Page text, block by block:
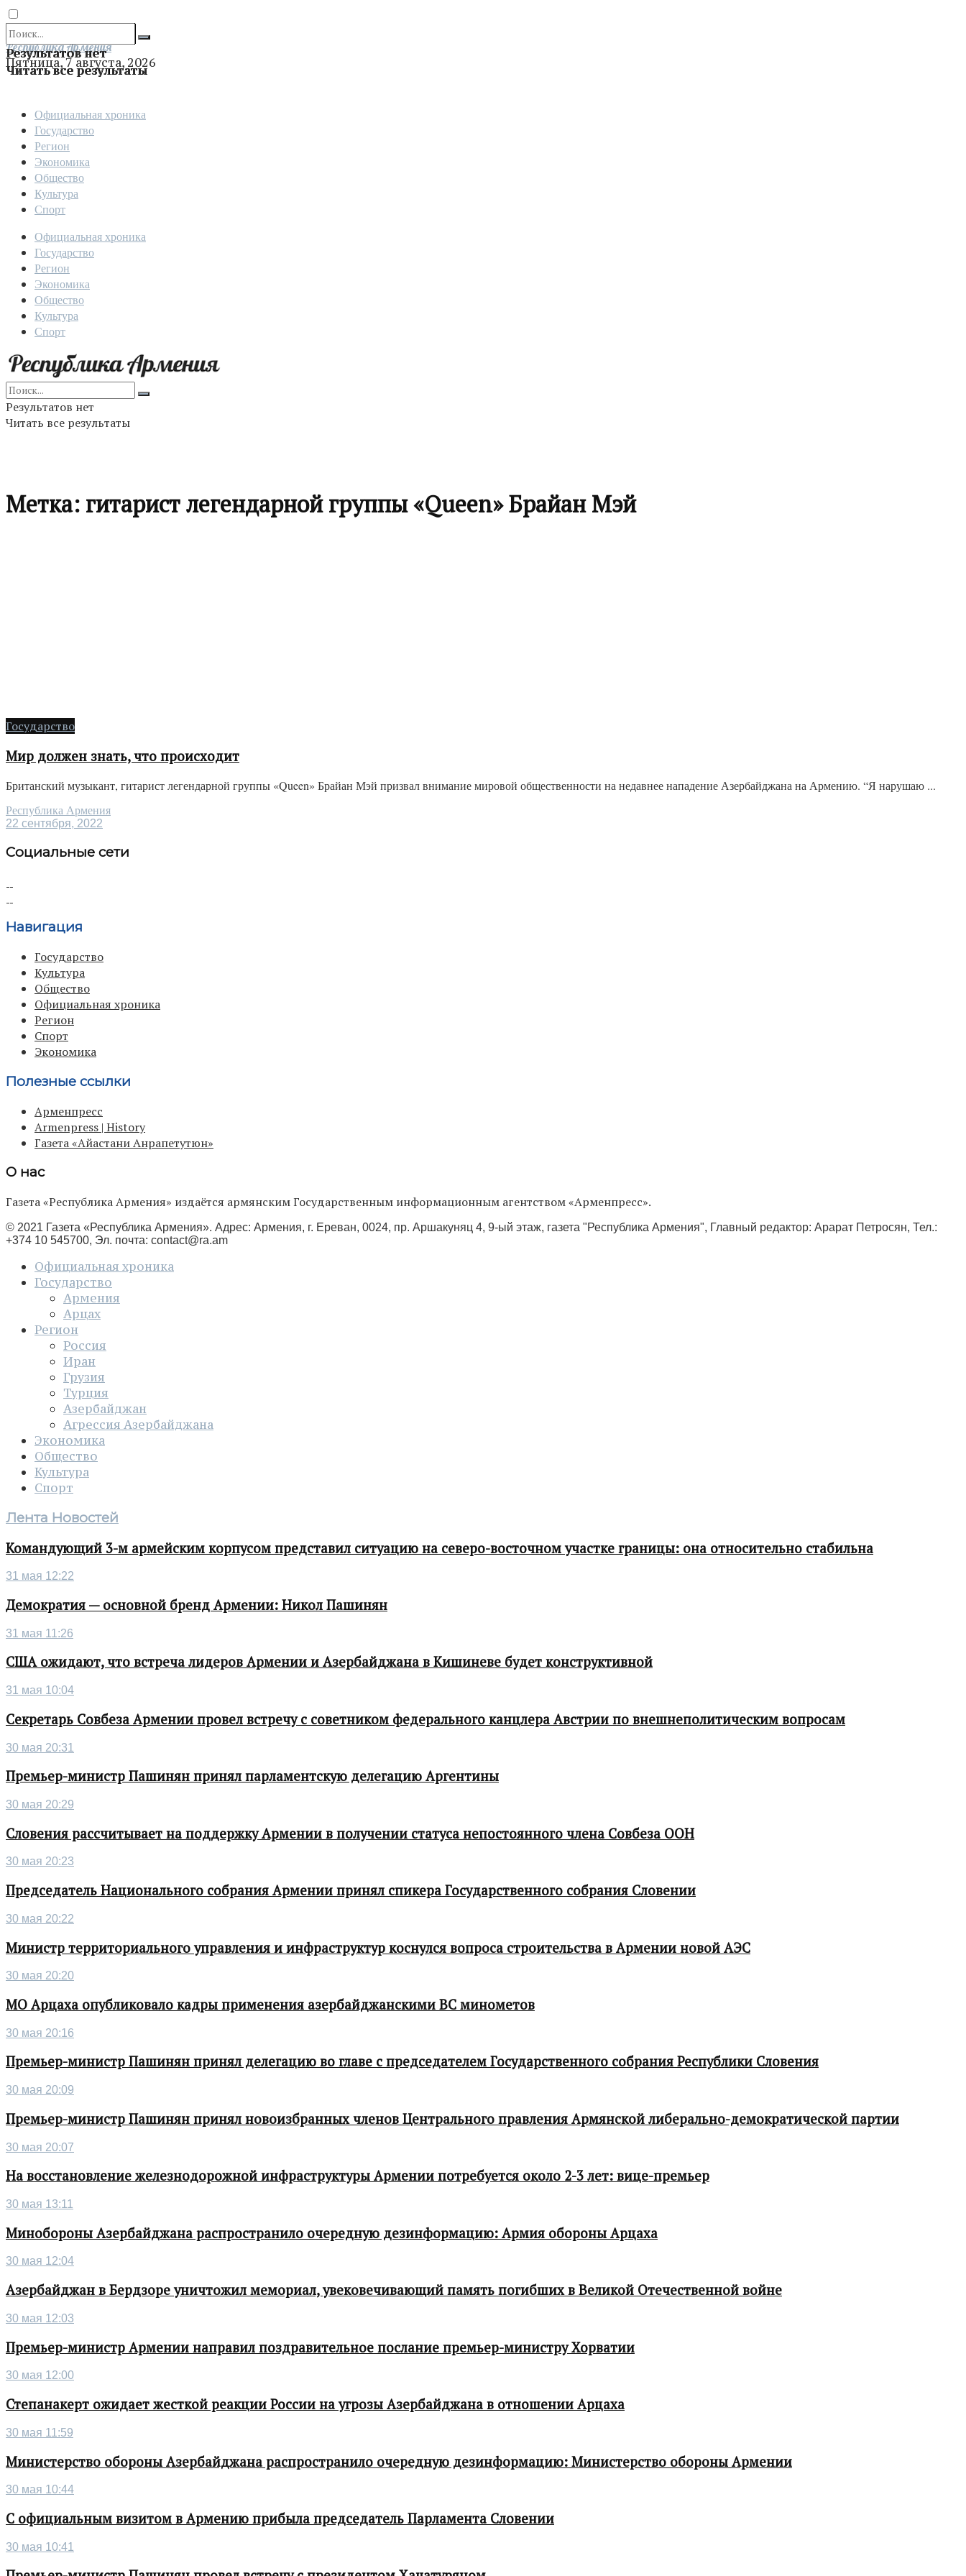
Результатов нет
Читать все результаты
Отправить
Республика Армения
Пятница, 7 августа, 2026
Официальная хроника
Государство
Регион
Экономика
Общество
Культура
Спорт
Официальная хроника
Государство
Регион
Экономика
Общество
Культура
Спорт
Результатов нет
Читать все результаты
Метка: гитарист легендарной группы «Queen» Брайан Мэй
Государство
Мир должен знать, что происходит
Британский музыкант, гитарист легендарной группы «Queen» Брайан Мэй призвал внимание мировой общественности на недавнее нападение Азербайджана на Армению. “Я нарушаю ...
Республика Армения
22 сентября, 2022
Социальные сети
Навигация
Государство
Культура
Общество
Официальная хроника
Регион
Спорт
Экономика
Полезные ссылки
Арменпресс
Armenpress | History
Газета «Айастани Анрапетутюн»
О нас
Газета «Республика Армения» издаётся армянским Государственным информационным агентством «Арменпресс».
© 2021 Газета «Республика Армения». Адрес: Армения, г. Ереван, 0024, пр. Аршакуняц 4, 9-ый этаж, газета "Республика Армения", Главный редактор: Арарат Петросян, Тел.:
+374 10 545700, Эл. почта: contact@ra.am
Официальная хроника
Государство
Армения
Арцах
Регион
Россия
Иран
Грузия
Турция
Азербайджан
Агрессия Азербайджана
Экономика
Общество
Культура
Спорт
Лента Новостей
Командующий 3-м армейским корпусом представил ситуацию на северо-восточном участке границы: она относительно стабильна
31 мая 12:22
Демократия — основной бренд Армении: Никол Пашинян
31 мая 11:26
США ожидают, что встреча лидеров Армении и Азербайджана в Кишиневе будет конструктивной
31 мая 10:04
Секретарь Совбеза Армении провел встречу с советником федерального канцлера Австрии по внешнеполитическим вопросам
30 мая 20:31
Премьер-министр Пашинян принял парламентскую делегацию Аргентины
30 мая 20:29
Словения рассчитывает на поддержку Армении в получении статуса непостоянного члена Совбеза ООН
30 мая 20:23
Председатель Национального собрания Армении принял спикера Государственного собрания Словении
30 мая 20:22
Министр территориального управления и инфраструктур коснулся вопроса строительства в Армении новой АЭС
30 мая 20:20
МО Арцаха опубликовало кадры применения азербайджанскими ВС минометов
30 мая 20:16
Премьер-министр Пашинян принял делегацию во главе с председателем Государственного собрания Республики Словения
30 мая 20:09
Премьер-министр Пашинян принял новоизбранных членов Центрального правления Армянской либерально-демократической партии
30 мая 20:07
На восстановление железнодорожной инфраструктуры Армении потребуется около 2-3 лет: вице-премьер
30 мая 13:11
Минобороны Азербайджана распространило очередную дезинформацию: Армия обороны Арцаха
30 мая 12:04
Азербайджан в Бердзоре уничтожил мемориал, увековечивающий память погибших в Великой Отечественной войне
30 мая 12:03
Премьер-министр Армении направил поздравительное послание премьер-министру Хорватии
30 мая 12:00
Степанакерт ожидает жесткой реакции России на угрозы Азербайджана в отношении Арцаха
30 мая 11:59
Министерство обороны Азербайджана распространило очередную дезинформацию: Министерство обороны Армении
30 мая 10:44
С официальным визитом в Армению прибыла председатель Парламента Словении
30 мая 10:41